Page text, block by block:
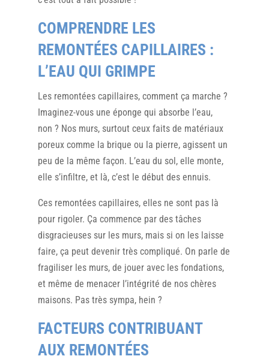
COMPRENDRE LES
REMONTÉES CAPILLAIRES :
L’EAU QUI GRIMPE
Les remontées capillaires, comment ça marche ?
Imaginez-vous une éponge qui absorbe l’eau,
non ? Nos murs, surtout ceux faits de matériaux
poreux comme la brique ou la pierre, agissent un
peu de la même façon. L’eau du sol, elle monte,
elle s’infiltre, et là, c’est le début des ennuis.
Ces remontées capillaires, elles ne sont pas là
pour rigoler. Ça commence par des tâches
disgracieuses sur les murs, mais si on les laisse
faire, ça peut devenir très compliqué. On parle de
fragiliser les murs, de jouer avec les fondations,
et même de menacer l’intégrité de nos chères
maisons. Pas très sympa, hein ?
FACTEURS CONTRIBUANT
AUX REMONTÉES